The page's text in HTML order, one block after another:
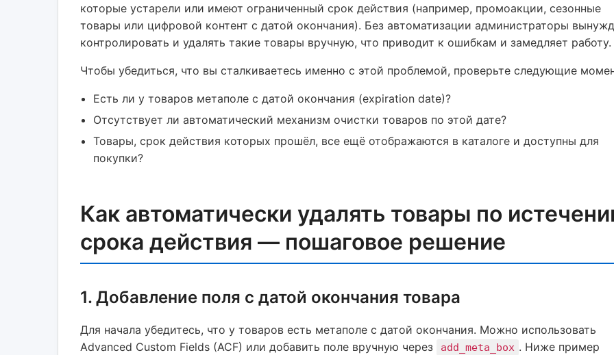
которые устарели или имеют ограниченный срок действия (например, промоакции, сезонные
товары или цифровой контент с датой окончания). Без автоматизации администраторы
контролировать и удалять такие товары вручную, что приводит к ошибкам и замедляет работу.
Чтобы убедиться, что вы сталкиваетесь именно с этой проблемой, проверьте следующие
Есть ли у товаров метаполе с датой окончания (expiration date)?
Отсутствует ли автоматический механизм очистки товаров по этой дате?
Товары, срок действия которых прошёл, все ещё отображаются в каталоге и доступны для
покупки?
Как автоматически удалять товары по
срока действия — пошаговое решение
1. Добавление поля с датой окончания товара
Для начала убедитесь, что у товаров есть метаполе с датой окончания. Можно использовать
Advanced Custom Fields (ACF) или добавить поле вручную через
add_meta_box . Ниже пример